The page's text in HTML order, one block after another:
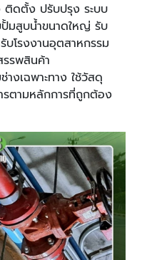
ติดตั้ง ปรับปรุง ระบบ
มสูบน้ำขนาดใหญ่ รับ
โรงงานอุตสาหกรรม
รรพสินค้า
างเฉพาะทาง ใช้วัสดุ
ตามหลักการที่ถูกต้อง